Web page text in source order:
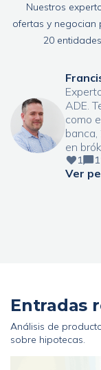
Nuestros
ofertas y negocian
20
ADE.
como
banca,
en
1
Ver
Entradas
Análisis de
sobre hipotecas.